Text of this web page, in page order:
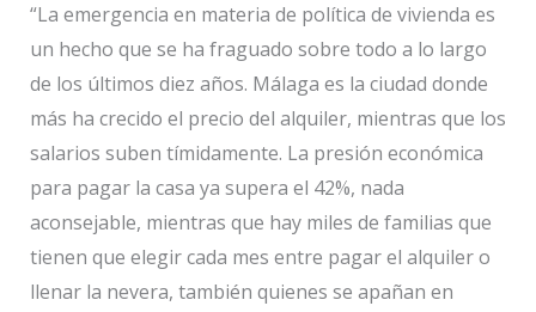
“La emergencia en materia de política de vivienda es
un hecho que se ha fraguado sobre todo a lo largo
de los últimos diez años. Málaga es la ciudad donde
más ha crecido el precio del alquiler, mientras que los
salarios suben tímidamente. La presión económica
para pagar la casa ya supera el 42%, nada
aconsejable, mientras que hay miles de familias que
tienen que elegir cada mes entre pagar el alquiler o
llenar la nevera, también quienes se apañan en